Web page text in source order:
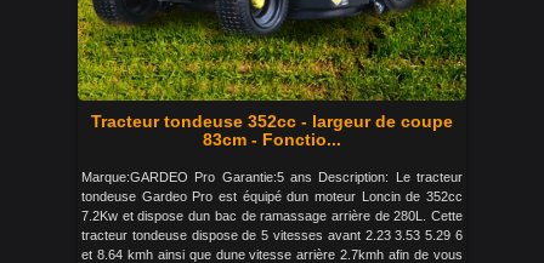
Tracteur tondeuse 352cc - largeur de coupe
83cm - Fonctio...
Marque:GARDEO Pro Garantie:5 ans Description: Le tracteur
tondeuse Gardeo Pro est équipé dun moteur Loncin de 352cc
7.2Kw et dispose dun bac de ramassage arrière de 280L. Cette
tracteur tondeuse dispose de 5 vitesses avant 2.23 3.53 5.29 6
et 8.64 kmh ainsi que dune vitesse arrière 2.7kmh afin de vous